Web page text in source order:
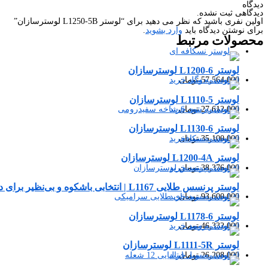
دیدگاه
دیدگاهی ثبت نشده.
اولین نفری باشید که نظر می دهید برای “لوستر L1250-5B لوسترسازان”
برای نوشتن دیدگاه باید وارد بشوید
محصولات مرتبط
لوستر L1200-6 لوسترسازان
57,564,000 تومان
افزودن به سبد خرید
لوستر L1110-5 لوسترسازان
27,612,000 تومان
افزودن به سبد خرید
لوستر L1130-6 لوسترسازان
35,100,000 تومان
افزودن به سبد خرید
لوستر L1200-4A لوسترسازان
38,376,000 تومان
افزودن به سبد خرید
لوستر پرنسس طلایی L1167 | انتخابی باشکوه و بی‌نظیر برای دکوراسیون لوکس شما
93,600,000 تومان
افزودن به سبد خرید
لوستر L1178-6 لوسترسازان
46,332,000 تومان
افزودن به سبد خرید
لوستر L1111-5R لوسترسازان
26,208,000 تومان
افزودن به سبد خرید